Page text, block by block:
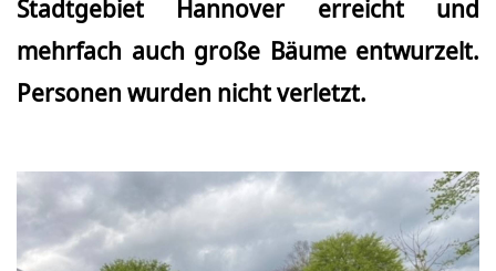
Stadtgebiet Hannover erreicht und
mehrfach auch große Bäume entwurzelt.
Personen wurden nicht verletzt.